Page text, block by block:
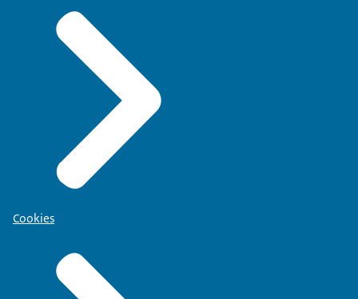
Cookies